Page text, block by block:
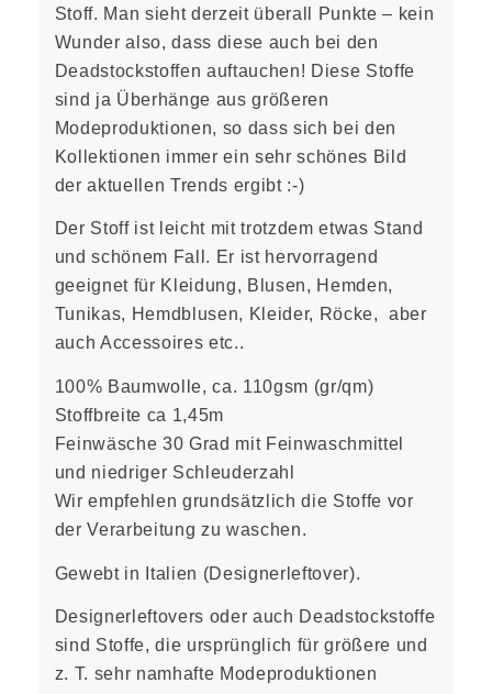
Stoff. Man sieht derzeit überall Punkte – kein
Wunder also, dass diese auch bei den
Deadstockstoffen auftauchen! Diese Stoffe
sind ja Überhänge aus größeren
Modeproduktionen, so dass sich bei den
Kollektionen immer ein sehr schönes Bild
der aktuellen Trends ergibt :-)
Der Stoff ist leicht mit trotzdem etwas Stand
und schönem Fall. Er ist hervorragend
geeignet für Kleidung, Blusen, Hemden,
Tunikas, Hemdblusen, Kleider, Röcke, aber
auch Accessoires etc..
100% Baumwolle, ca. 110gsm (gr/qm)
Stoffbreite ca 1,45m
Feinwäsche 30 Grad mit Feinwaschmittel
und niedriger Schleuderzahl
Wir empfehlen grundsätzlich die Stoffe vor
der Verarbeitung zu waschen.
Gewebt in Italien (Designerleftover).
Designerleftovers oder auch Deadstockstoffe
sind Stoffe, die ursprünglich für größere und
z. T. sehr namhafte Modeproduktionen